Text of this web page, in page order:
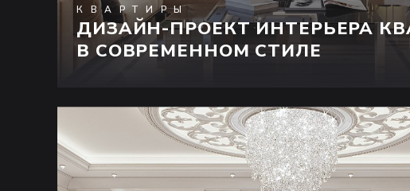
КВАРТИРЫ
ДИЗАЙН-ПРОЕКТ ИНТЕРЬЕРА
В СОВРЕМЕННОМ СТИЛЕ